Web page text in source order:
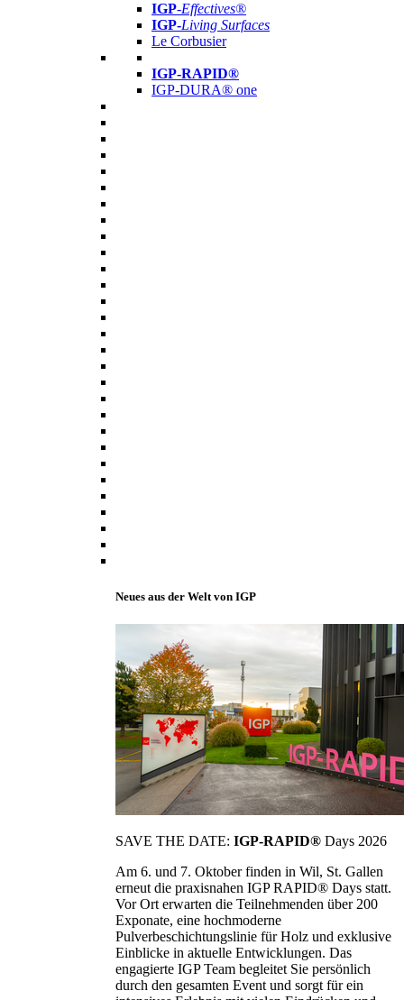
IGP-Effectives®
IGP-Living Surfaces
Le Corbusier
IGP-RAPID®
IGP-DURA® one
Neues aus der Welt von IGP
SAVE THE DATE: IGP-RAPID® Days 2026
Am 6. und 7. Oktober finden in Wil, St. Gallen
erneut die praxisnahen IGP RAPID® Days statt.
Vor Ort erwarten die Teilnehmenden über 200
Exponate, eine hochmoderne
Pulverbeschichtungslinie für Holz und exklusive
Einblicke in aktuelle Entwicklungen. Das
engagierte IGP Team begleitet Sie persönlich
durch den gesamten Event und sorgt für ein